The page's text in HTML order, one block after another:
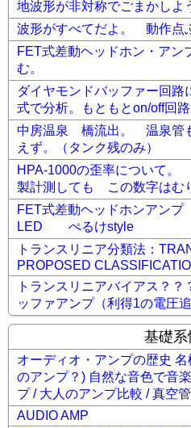
地波形が非対称でごまかしよ
波形がすべてだよ。 動作点
FET式差動ヘッドホン・ア
む。
ダイヤモンドバッファー回
式で分析。もともとon/off回路
中房温泉 橋流出。 温泉管
えず。（タンク残のみ）
HPA-1000の歪率について
製計測しても この数字はむ
FET式差動ヘッドホンアン
LED ぺるけstyle
トランスリニア分類法：
PROPOSED
トランスリニアバイアス？
ッファアンプ（利得1の電圧追
基礎系
オーディオ・アンプの歴史
のアンプ？) 自然な音色で音
プ / 大人のアンプ比較 / 真空
AUDIO AMP